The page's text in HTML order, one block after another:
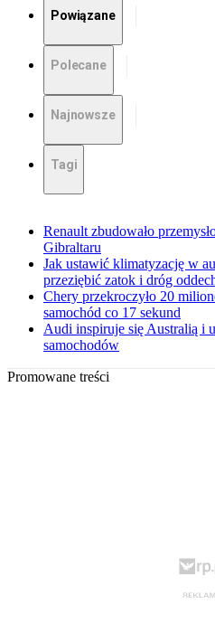
Powiązane
Polecane
Najnowsze
Tagi
Renault zbudowało
Gibraltaru
Jak ustawić klimatyzację w
przeziębić zatok i dróg
Chery przekroczyło 20
samochód co 17 sekund
Audi inspiruje się Australią i
samochodów
Promowane treści